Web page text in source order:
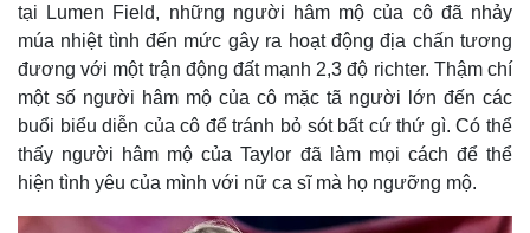
tại Lumen Field, những người hâm mộ của cô đã nhảy
múa nhiệt tình đến mức gây ra hoạt động địa chấn tương
đương với một trận động đất mạnh 2,3 độ richter. Thậm chí
một số người hâm mộ của cô mặc tã người lớn đến các
buổi biểu diễn của cô để tránh bỏ sót bất cứ thứ gì. Có thể
thấy người hâm mộ của Taylor đã làm mọi cách để thể
hiện tình yêu của mình với nữ ca sĩ mà họ ngưỡng mộ.